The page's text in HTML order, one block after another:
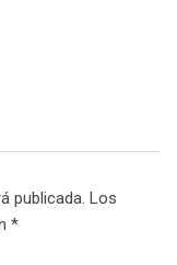
publicada. Los
*